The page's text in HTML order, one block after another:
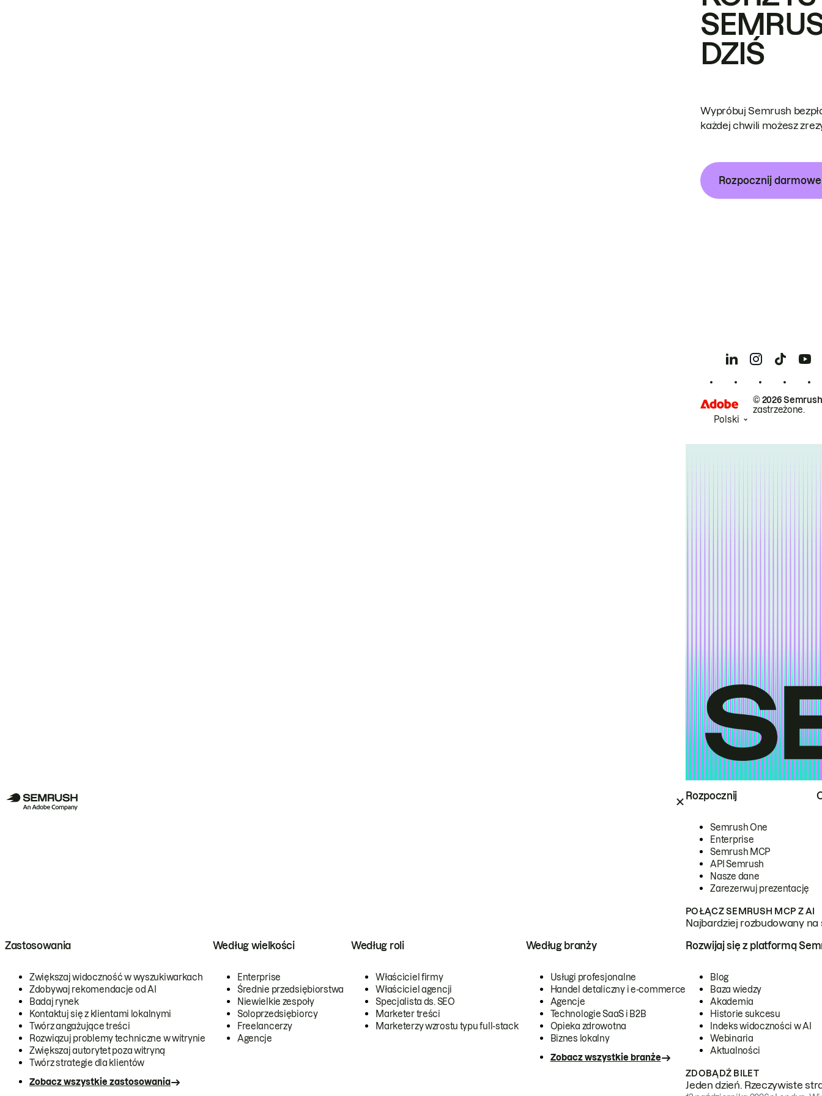
Rozpocznij
Semrush One
Enterprise
Semrush MCP
API Semrush
Nasze dane
Zarezerwuj prezentację
POŁĄCZ SEMRUSH MCP Z AI
Najbardziej rozbudowany
Zastosowania
Zwiększaj widoczność w wyszukiwarkach
Zdobywaj rekomendacje od AI
Badaj rynek
Kontaktuj się z klientami lokalnymi
Twórz angażujące treści
Rozwiązuj problemy techniczne w witrynie
Zwiększaj autorytet poza witryną
Twórz strategie dla klientów
Zobacz wszystkie zastosowania
Według wielkości
Enterprise
Średnie przedsiębiorstwa
Niewielkie zespoły
Soloprzedsiębiorcy
Freelancerzy
Agencje
Według roli
Właściciel firmy
Właściciel agencji
Specjalista ds. SEO
Marketer treści
Marketerzy wzrostu typu full-stack
Według branży
Usługi profesjonalne
Handel detaliczny i e-commerce
Agencje
Technologie SaaS i B2B
Opieka zdrowotna
Biznes lokalny
Zobacz wszystkie branże
Rozwijaj się z platformą
Blog
Baza wiedzy
Akademia
Historie sukcesu
Indeks widoczności w AI
Webinaria
Aktualności
ZDOBĄDŹ BILET
Jeden dzień. Rzeczywiste
DZIŚ
Wypróbuj Semrush
każdej chwili możesz
Rozpocznij
© 2026
zastrzeżone.
Polski